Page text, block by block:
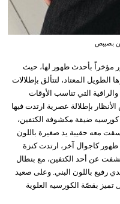
بصيبص
مؤخراً بأحدث ظهور لها، حيث
المعتاد، لتتألق بإطلالات
التي تناسب الأوقات
بإطلالة عصرية ارتدت فيها
ضيقة مكشوفة الكتفين،
معه حقيبة يد صغيرة باللون
كاجوال آخر، ارتدت كنزة
كشفت عن أحد الكتفين، مع بنطال
رفيع باللون البني. وعلى صعيد
بقصّة الكورسيه العلوية